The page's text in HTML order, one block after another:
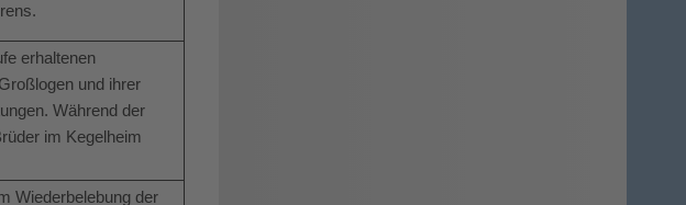
erhaltenen
und ihrer
Während der
im Kegelheim
Wiederbelebung der